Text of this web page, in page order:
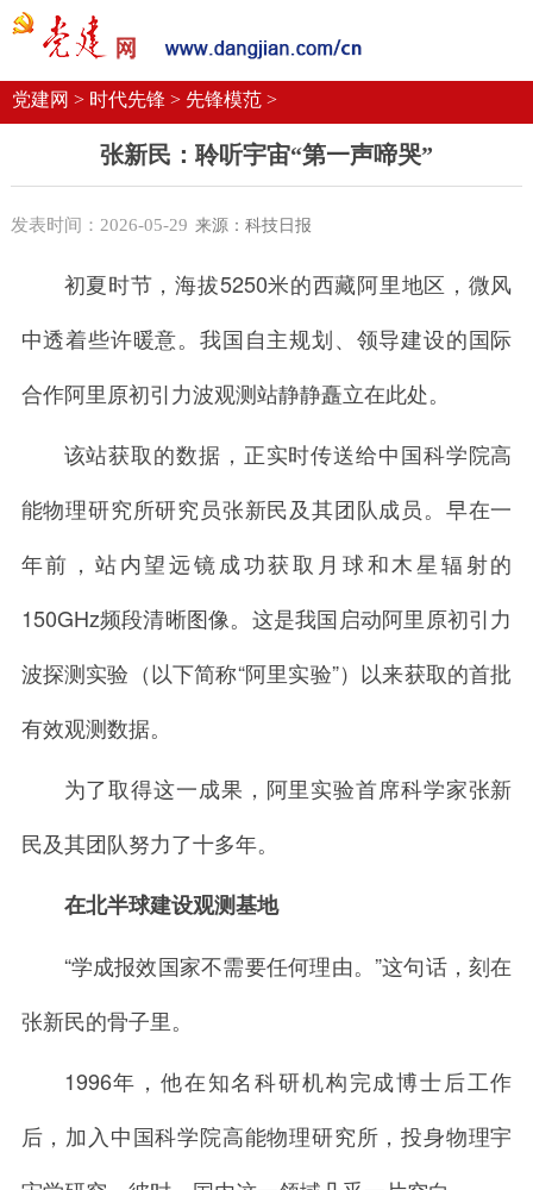
党建要闻
机关党建
校园党建 企业党建
党建网 > 时代先锋 > 先锋模范 >
张新民：聆听宇宙“第一声啼哭”
发表时间：2026-05-29 来源：科技日报
初夏时节，海拔5250米的西藏阿里地区，微风
中透着些许暖意。我国自主规划、领导建设的国际
合作阿里原初引力波观测站静静矗立在此处。
该站获取的数据，正实时传送给中国科学院高
能物理研究所研究员张新民及其团队成员。早在一
年前，站内望远镜成功获取月球和木星辐射的
150GHz频段清晰图像。这是我国启动阿里原初引力
波探测实验（以下简称“阿里实验”）以来获取的首批
有效观测数据。
为了取得这一成果，阿里实验首席科学家张新
民及其团队努力了十多年。
在北半球建设观测基地
“学成报效国家不需要任何理由。”这句话，刻在
张新民的骨子里。
1996年，他在知名科研机构完成博士后工作
后，加入中国科学院高能物理研究所，投身物理宇